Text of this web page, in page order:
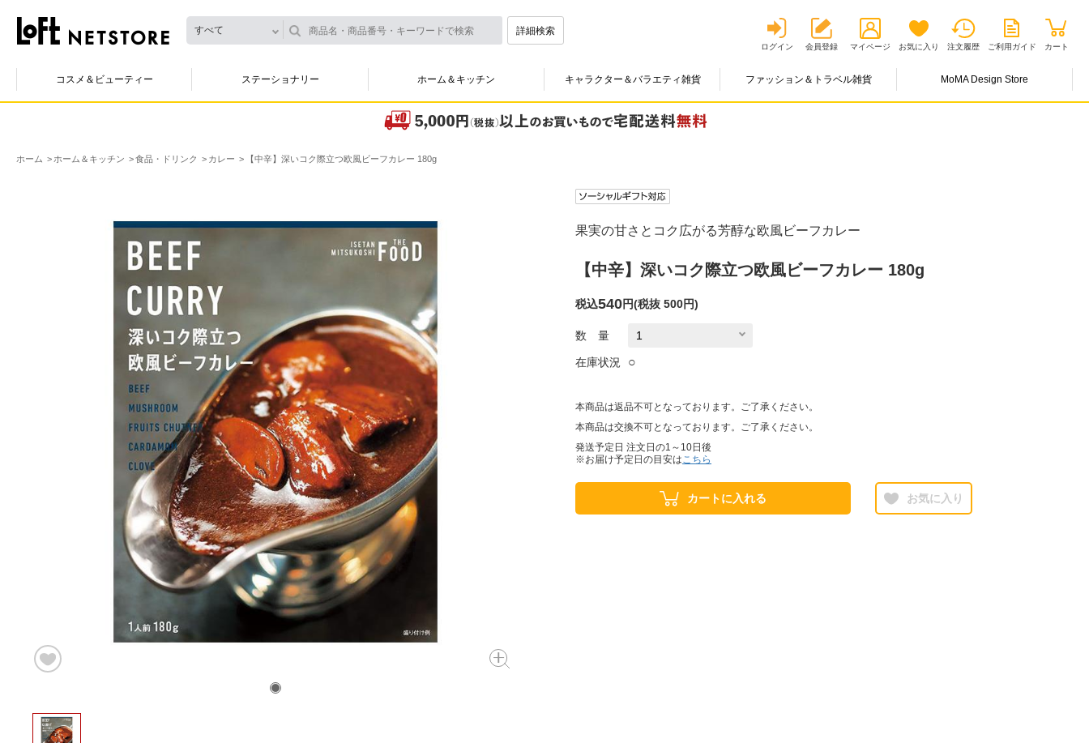
すべて 詳細検索
ログイン 会員登録 マイページ お気に入り 注文履歴 ご利用ガイド カート
コスメ＆ビューティー ステーショナリー ホーム＆キッチン キャラクター＆バラエティ雑貨 ファッション＆トラベル雑貨 MoMA Design Store
ホーム ホーム＆キッチン 食品・ドリンク カレー 【中辛】深いコク際立つ欧風ビーフカレー 180g
果実の甘さとコク広がる芳醇な欧風ビーフカレー
【中辛】深いコク際立つ欧風ビーフカレー 180g
税込540円(税抜 500円)
数 量
在庫状況 ○
本商品は返品不可となっております。ご了承ください。
本商品は交換不可となっております。ご了承ください。
発送予定日 注文日の1～10日後
※お届け予定日の目安はこちら
カートに入れる お気に入り